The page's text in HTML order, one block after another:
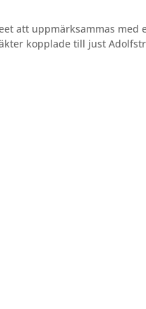
att uppmärksammas med
kopplade till just